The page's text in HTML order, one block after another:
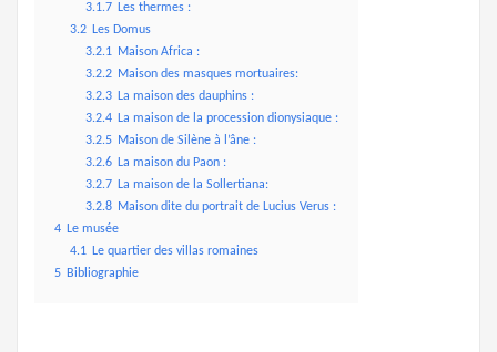
3.1.7 Les thermes :
3.2 Les Domus
3.2.1 Maison Africa :
3.2.2 Maison des masques mortuaires:
3.2.3 La maison des dauphins :
3.2.4 La maison de la procession dionysiaque :
3.2.5 Maison de Silène à l’âne :
3.2.6 La maison du Paon :
3.2.7 La maison de la Sollertiana:
3.2.8 Maison dite du portrait de Lucius Verus :
4 Le musée
4.1 Le quartier des villas romaines
5 Bibliographie